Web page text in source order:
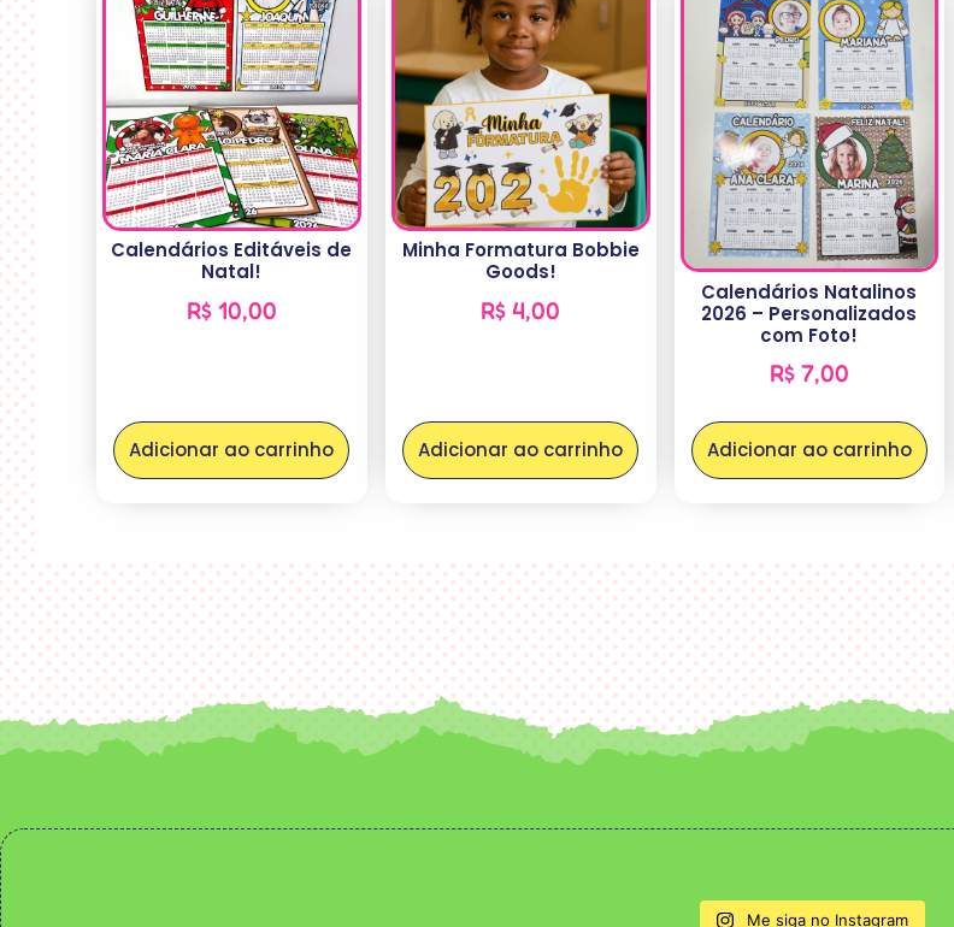
Calendários Editáveis de
Natal!
R$10,00
Adicionar ao carrinho
Minha Formatura Bobbie
Goods!
R$ 4,00
Adicionar ao carrinho
Calendários Natalinos
2026 – Personalizados
com Foto!
R$7,00
Adicionar ao carrinho
Me siga no Instagram